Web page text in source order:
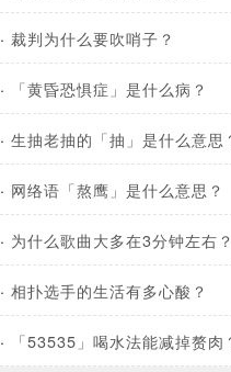
· 裁判为什么要吹哨子？
· 「黄昏恐惧症」是什么病？
· 生抽老抽的「抽」是什么意思
· 网络语「熬鹰」是什么意思？
· 为什么歌曲大多在3分钟左右？
· 相扑选手的生活有多心酸？
· 「53535」喝水法能减掉赘肉